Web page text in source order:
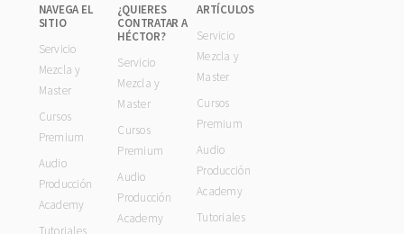
NAVEGA EL
SITIO
Servicio
Mezcla y
Master
Cursos
Premium
Audio
Producción
Academy
Tutoriales
¿QUIERES
CONTRATAR A
HÉCTOR?
Servicio
Mezcla y
Master
Cursos
Premium
Audio
Producción
Academy
ARTÍCULOS
Servicio
Mezcla y
Master
Cursos
Premium
Audio
Producción
Academy
Tutoriales